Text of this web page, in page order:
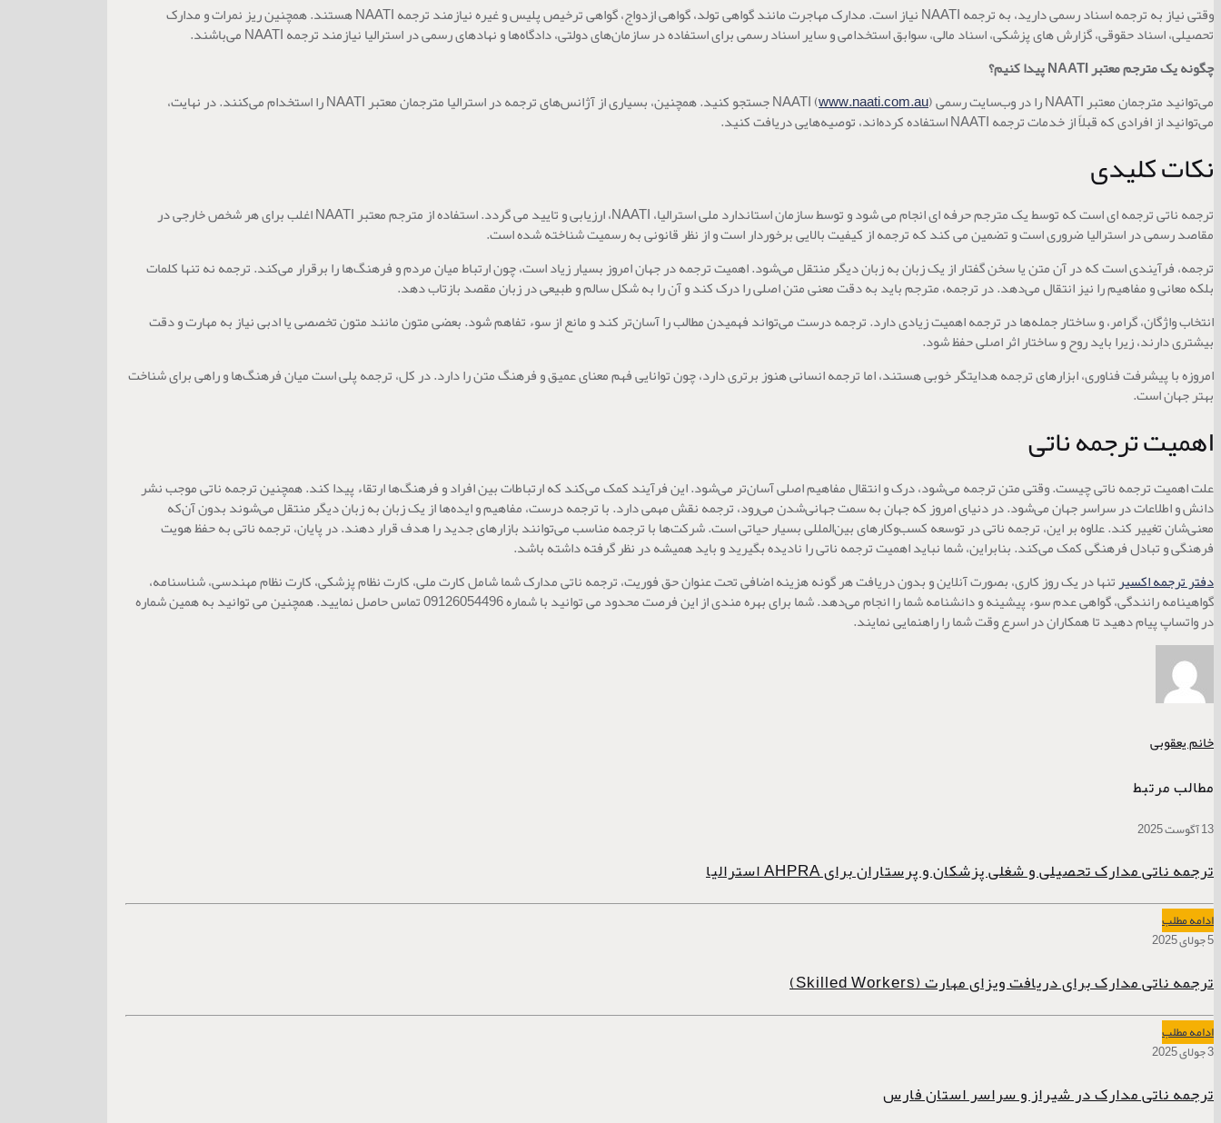
وقتی نیاز به ترجمه اسناد رسمی دارید، به ترجمه NAATI نیاز است. مدارک مهاجرت مانند گواهی تولد، گواهی ازدواج، گواهی ترخیص پلیس و غیره نیازمند ترجمه NAATI هستند. همچنین ریز نمرات و مدارک
تحصیلی، اسناد حقوقی، گزارش های پزشکی، اسناد مالی، سوابق استخدامی و سایر اسناد رسمی برای استفاده در سازمان‌های دولتی، دادگاه‌ها و نهادهای رسمی در استرالیا نیازمند ترجمه NAATI می‌باشند.
چگونه یک مترجم معتبر NAATI پیدا کنیم؟
می‌توانید مترجمان معتبر NAATI را در وب‌سایت رسمی NAATI (
www.naati.com.au ) جستجو کنید. همچنین، بسیاری از آژانس‌های ترجمه در استرالیا مترجمان معتبر NAATI را استخدام می‌کنند. در نهایت،
می‌توانید از افرادی که قبلاً از خدمات ترجمه NAATI استفاده کرده‌اند، توصیه‌هایی دریافت کنید.
نکات کلیدی
ترجمه ناتی ترجمه ای است که توسط یک مترجم حرفه ای انجام می شود و توسط سازمان استاندارد ملی استرالیا، NAATI، ارزیابی و تایید می گردد. استفاده از مترجم معتبر NAATI اغلب برای هر شخص خارجی در
مقاصد رسمی در استرالیا ضروری است و تضمین می کند که ترجمه از کیفیت بالایی برخوردار است و از نظر قانونی به رسمیت شناخته شده است.
ترجمه، فرآیندی است که در آن متن یا سخن گفتار از یک زبان به زبان دیگر منتقل می‌شود. اهمیت ترجمه در جهان امروز بسیار زیاد است، چون ارتباط میان مردم و فرهنگ‌ها را برقرار می‌کند. ترجمه نه تنها کلمات
بلکه معانی و مفاهیم را نیز انتقال می‌دهد. در ترجمه، مترجم باید به دقت معنی متن اصلی را درک کند و آن را به شکل سالم و طبیعی در زبان مقصد بازتاب دهد.
انتخاب واژگان، گرامر، و ساختار جمله‌ها در ترجمه اهمیت زیادی دارد. ترجمه درست می‌تواند فهمیدن مطالب را آسان‌تر کند و مانع از سوء تفاهم شود. بعضی متون مانند متون تخصصی یا ادبی نیاز به مهارت و دقت
بیشتری دارند، زیرا باید روح و ساختار اثر اصلی حفظ شود.
امروزه با پیشرفت فناوری، ابزارهای ترجمه هدایتگر خوبی هستند، اما ترجمه انسانی هنوز برتری دارد، چون توانایی فهم معنای عمیق و فرهنگ متن را دارد. در کل، ترجمه پلی است میان فرهنگ‌ها و راهی برای شناخت
بهتر جهان است.
اهمیت ترجمه ناتی
علت اهمیت ترجمه ناتی چیست. وقتی متن ترجمه می‌شود، درک و انتقال مفاهیم اصلی آسان‌تر می‌شود. این فرآیند کمک می‌کند که ارتباطات بین افراد و فرهنگ‌ها ارتقاء پیدا کند. همچنین ترجمه ناتی موجب نشر
دانش و اطلاعات در سراسر جهان می‌شود. در دنیای امروز که جهان به سمت جهانی‌شدن می‌رود، ترجمه نقش مهمی دارد. با ترجمه درست، مفاهیم و ایده‌ها از یک زبان به زبان دیگر منتقل می‌شوند بدون آن‌که
معنی‌شان تغییر کند. علاوه بر این، ترجمه ناتی در توسعه کسب‌وکارهای بین‌المللی بسیار حیاتی است. شرکت‌ها با ترجمه مناسب می‌توانند بازارهای جدید را هدف قرار دهند. در پایان، ترجمه ناتی به حفظ هویت
فرهنگی و تبادل فرهنگی کمک می‌کند. بنابراین، شما نباید اهمیت ترجمه ناتی را نادیده بگیرید و باید همیشه در نظر گرفته داشته باشد.
دفتر ترجمه اکسیرتنها در یک روز کاری، بصورت آنلاین و بدون دریافت هر گونه هزینه اضافی تحت عنوان حق فوریت، ترجمه ناتی مدارک شما شامل کارت ملی، کارت نظام پزشکی، کارت نظام مهندسی، شناسنامه،
گواهینامه رانندگی، گواهی عدم سوء پیشینه و دانشنامه شما را انجام می‌دهد. شما برای بهره مندی از این فرصت محدود می توانید با شماره 09126054496 تماس حاصل نمایید. همچنین می توانید به همین شماره
در واتساپ پیام دهید تا همکاران در اسرع وقت شما را راهنمایی نمایند.
خانم یعقوبی
مطالب مرتبط
13 آگوست 2025
ترجمه ناتی مدارک تحصیلی و شغلی پزشکان و پرستاران برای AHPRA استرالیا
ادامه مطلب
5 جولای 2025
ترجمه ناتی مدارک برای دریافت ویزای مهارت (Skilled Workers)
ادامه مطلب
3 جولای 2025
ترجمه ناتی مدارک در شیراز و سراسر استان فارس